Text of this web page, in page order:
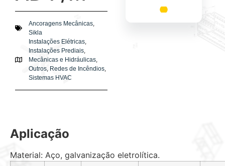
Ancoragens Mecânicas,
Sikla
Instalações Elétricas,
Instalações Prediais,
Mecânicas e Hidráulicas,
Outros, Redes de Incêndios,
Sistemas HVAC
Aplicação
Material: Aço, galvanização eletrolítica.